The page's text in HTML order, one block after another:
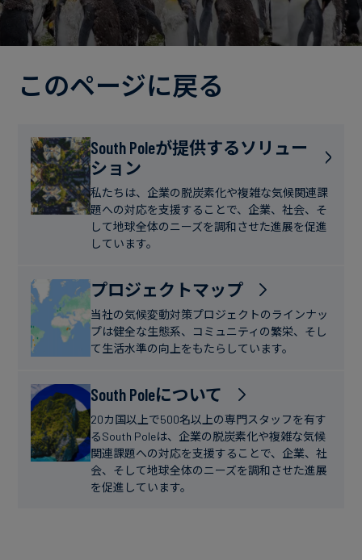
誠
実
へ
り
み
ー・
電
ガ
ス
食
飲
料
ス
テ
ナ
ブ
フ
ァ
イ
ナ
ン
ン
ト
ブ
ロ
ー
ス
ス
デ
ィ
ニ
ー
ス
このページに戻る
South Poleが提供するソリュー
ション
私たちは、企業の脱炭素化や複雑な気候関連課
題への対応を支援することで、企業、社会、そ
して地球全体のニーズを調和させた進展を促進
しています。
プロジェクトマップ
当社の気候変動対策プロジェクトのラインナッ
プは健全な生態系、コミュニティの繁栄、そし
て生活水準の向上をもたらしています。
South Poleについて
20カ国以上で500名以上の専門スタッフを有す
るSouth Poleは、企業の脱炭素化や複雑な気候
関連課題への対応を支援することで、企業、社
会、そして地球全体のニーズを調和させた進展
を促進しています。